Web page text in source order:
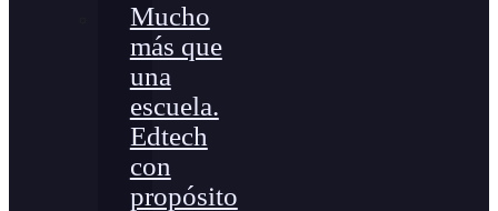
Mucho
más que
una
escuela.
Edtech
con
propósito